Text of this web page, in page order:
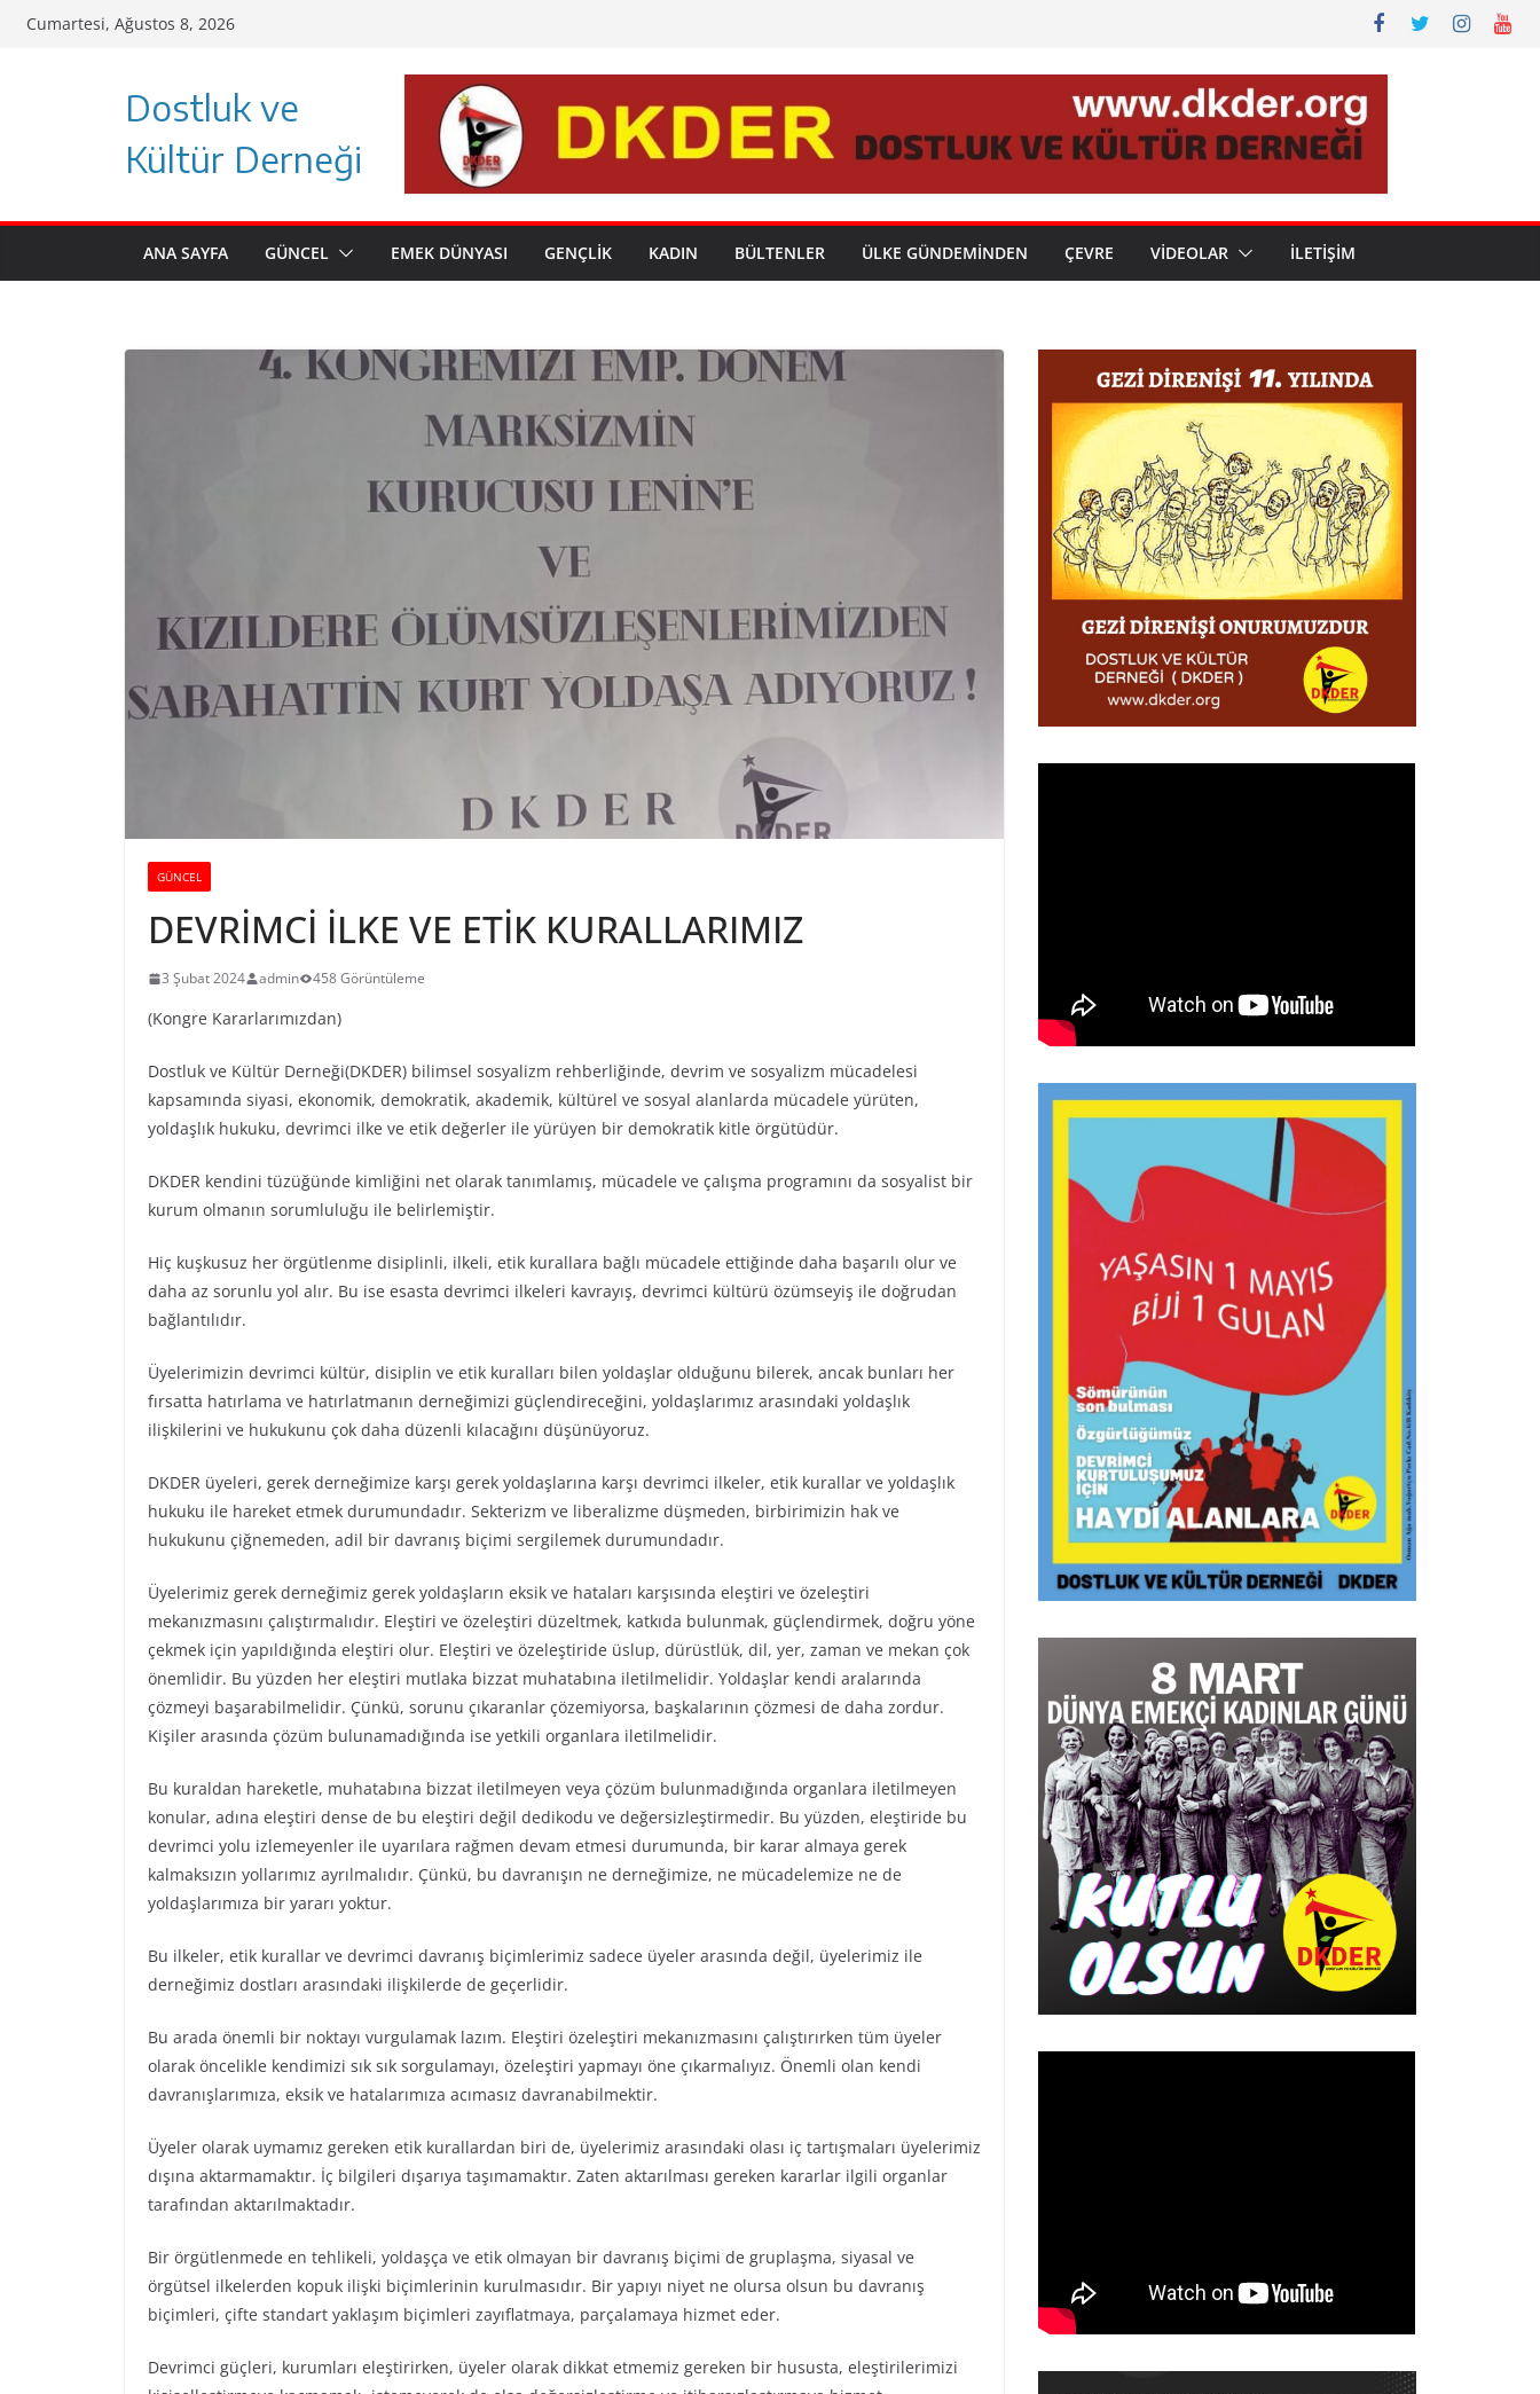
SkipCumartesi, Ağustos 8, 2026
Dostluk ve
Kültür Derneği
ANA SAYFA GÜNCEL EMEK DÜNYASI GENÇLİK KADIN BÜLTENLER ÜLKE GÜNDEMİNDEN ÇEVRE VİDEOLAR İLETİŞİM
GÜNCEL
DEVRİMCİ İLKE VE ETİK KURALLARIMIZ
3 Şubat 2024 admin 458 Görüntüleme
(Kongre Kararlarımızdan)
Dostluk ve Kültür Derneği(DKDER) bilimsel sosyalizm rehberliğinde, devrim ve sosyalizm mücadelesi
kapsamında siyasi, ekonomik, demokratik, akademik, kültürel ve sosyal alanlarda mücadele yürüten,
yoldaşlık hukuku, devrimci ilke ve etik değerler ile yürüyen bir demokratik kitle örgütüdür.
DKDER kendini tüzüğünde kimliğini net olarak tanımlamış, mücadele ve çalışma programını da sosyalist bir
kurum olmanın sorumluluğu ile belirlemiştir.
Hiç kuşkusuz her örgütlenme disiplinli, ilkeli, etik kurallara bağlı mücadele ettiğinde daha başarılı olur ve
daha az sorunlu yol alır. Bu ise esasta devrimci ilkeleri kavrayış, devrimci kültürü özümseyiş ile doğrudan
bağlantılıdır.
Üyelerimizin devrimci kültür, disiplin ve etik kuralları bilen yoldaşlar olduğunu bilerek, ancak bunları her
fırsatta hatırlama ve hatırlatmanın derneğimizi güçlendireceğini, yoldaşlarımız arasındaki yoldaşlık
ilişkilerini ve hukukunu çok daha düzenli kılacağını düşünüyoruz.
DKDER üyeleri, gerek derneğimize karşı gerek yoldaşlarına karşı devrimci ilkeler, etik kurallar ve yoldaşlık
hukuku ile hareket etmek durumundadır. Sekterizm ve liberalizme düşmeden, birbirimizin hak ve
hukukunu çiğnemeden, adil bir davranış biçimi sergilemek durumundadır.
Üyelerimiz gerek derneğimiz gerek yoldaşların eksik ve hataları karşısında eleştiri ve özeleştiri
mekanızmasını çalıştırmalıdır. Eleştiri ve özeleştiri düzeltmek, katkıda bulunmak, güçlendirmek, doğru yöne
çekmek için yapıldığında eleştiri olur. Eleştiri ve özeleştiride üslup, dürüstlük, dil, yer, zaman ve mekan çok
önemlidir. Bu yüzden her eleştiri mutlaka bizzat muhatabına iletilmelidir. Yoldaşlar kendi aralarında
çözmeyi başarabilmelidir. Çünkü, sorunu çıkaranlar çözemiyorsa, başkalarının çözmesi de daha zordur.
Kişiler arasında çözüm bulunamadığında ise yetkili organlara iletilmelidir.
Bu kuraldan hareketle, muhatabına bizzat iletilmeyen veya çözüm bulunmadığında organlara iletilmeyen
konular, adına eleştiri dense de bu eleştiri değil dedikodu ve değersizleştirmedir. Bu yüzden, eleştiride bu
devrimci yolu izlemeyenler ile uyarılara rağmen devam etmesi durumunda, bir karar almaya gerek
kalmaksızın yollarımız ayrılmalıdır. Çünkü, bu davranışın ne derneğimize, ne mücadelemize ne de
yoldaşlarımıza bir yararı yoktur.
Bu ilkeler, etik kurallar ve devrimci davranış biçimlerimiz sadece üyeler arasında değil, üyelerimiz ile
derneğimiz dostları arasındaki ilişkilerde de geçerlidir.
Bu arada önemli bir noktayı vurgulamak lazım. Eleştiri özeleştiri mekanızmasını çalıştırırken tüm üyeler
olarak öncelikle kendimizi sık sık sorgulamayı, özeleştiri yapmayı öne çıkarmalıyız. Önemli olan kendi
davranışlarımıza, eksik ve hatalarımıza acımasız davranabilmektir.
Üyeler olarak uymamız gereken etik kurallardan biri de, üyelerimiz arasındaki olası iç tartışmaları üyelerimiz
dışına aktarmamaktır. İç bilgileri dışarıya taşımamaktır. Zaten aktarılması gereken kararlar ilgili organlar
tarafından aktarılmaktadır.
Bir örgütlenmede en tehlikeli, yoldaşça ve etik olmayan bir davranış biçimi de gruplaşma, siyasal ve
örgütsel ilkelerden kopuk ilişki biçimlerinin kurulmasıdır. Bir yapıyı niyet ne olursa olsun bu davranış
biçimleri, çifte standart yaklaşım biçimleri zayıflatmaya, parçalamaya hizmet eder.
Devrimci güçleri, kurumları eleştirirken, üyeler olarak dikkat etmemiz gereken bir hususta, eleştirilerimizi